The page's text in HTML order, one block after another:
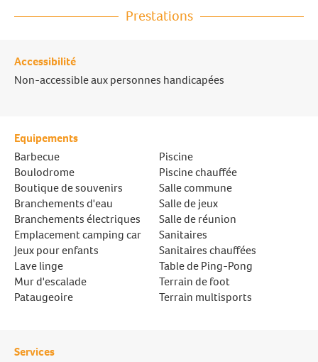
Prestations
Accessibilité
Non-accessible aux personnes handicapées
Equipements
Barbecue
Boulodrome
Boutique de souvenirs
Branchements d'eau
Branchements électriques
Emplacement camping car
Jeux pour enfants
Lave linge
Mur d'escalade
Pataugeoire
Piscine
Piscine chauffée
Salle commune
Salle de jeux
Salle de réunion
Sanitaires
Sanitaires chauffées
Table de Ping-Pong
Terrain de foot
Terrain multisports
Services